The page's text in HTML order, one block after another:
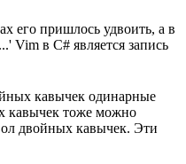
его пришлось удвоить, а в
Vim в C# является запись
кавычек одинарные
кавычек тоже можно
двойных кавычек. Эти